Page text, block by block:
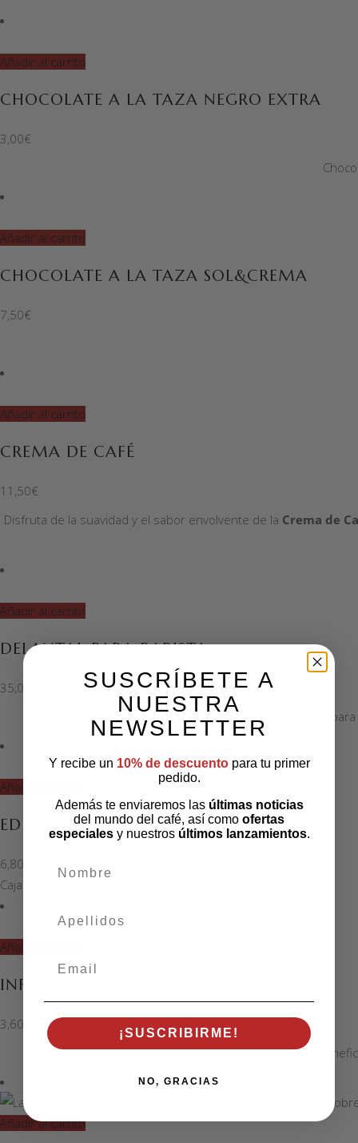
Añadir al carrito
CHOCOLATE A LA TAZA NEGRO EXTRA
3,00€
Añadir al carrito
CHOCOLATE A LA TAZA SOL&CREMA
7,50€
Añadir al carrito
CREMA DE CAFÉ
11,50€
Disfruta de la suavidad y el sabor envolvente de la Crema de
Añadir al carrito
DELANTAL PARA BARISTA
35,00
Delantal
Añadir al carrito
EDULCORANTE
6,80
Caja con sobres de edulcorante
Añadir al carrito
INFUSIÓN JENGIBRE LIMÓN
3,60
Descubre los
Añadir al carrito
SUSCRÍBETE A
NUESTRA
NEWSLETTER
Y recibe un 10% de descuentopara tu primer
pedido.
Además te enviaremos las últimas noticias
del mundo del café, así como ofertas
especialesy nuestros últimos lanzamientos.
¡SUSCRIBIRME!
NO, GRACIAS